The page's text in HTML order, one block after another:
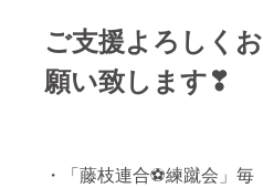
ご支援よろしくお
願い致します❣
・「藤枝連合⚽練蹴会」毎